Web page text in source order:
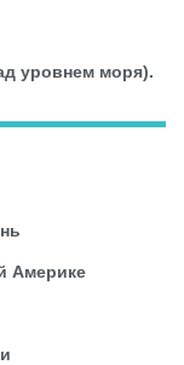
уровнем моря).
Америке